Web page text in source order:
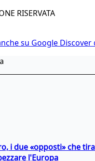
RISERVATA
su Google Discover
i due «opposti» che
l'Europa